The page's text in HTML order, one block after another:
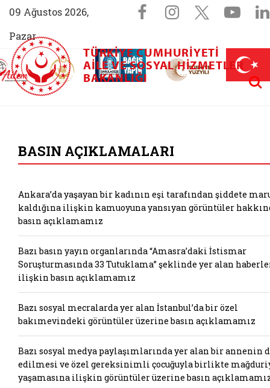
09 Ağustos 2026,
Pazar
Sosyal
Facebook
Instagram
X
Aile (yeni sekmede açılır)
AİLEM İletişim Merkezi (yeni sekmede açılır)
Aile ve Nüfus On Yılı (yeni sekmede açılır)
Darülaceze bağış sayfası (yeni
TÜRKIYE CUMHURIYETI
AILE VE SOSYAL HIZMETLER
BAKANLIĞI
BASIN AÇIKLAMALARI
Ankara’da yaşayan bir kadının eşi tarafından şiddete
kaldığına ilişkin kamuoyuna yansıyan görüntüler
basın açıklamamız
Bazı basın yayın organlarında “Amasra’daki İstismar
Soruşturmasında 33 Tutuklama” şeklinde yer alan
ilişkin basın açıklamamız
Bazı sosyal mecralarda yer alan İstanbul’da bir özel
bakımevindeki görüntüler üzerine basın açıklamamız
Bazı sosyal medya paylaşımlarında yer alan bir annenin
edilmesi ve özel gereksinimli çocuğuyla birlikte
yaşamasına ilişkin görüntüler üzerine basın